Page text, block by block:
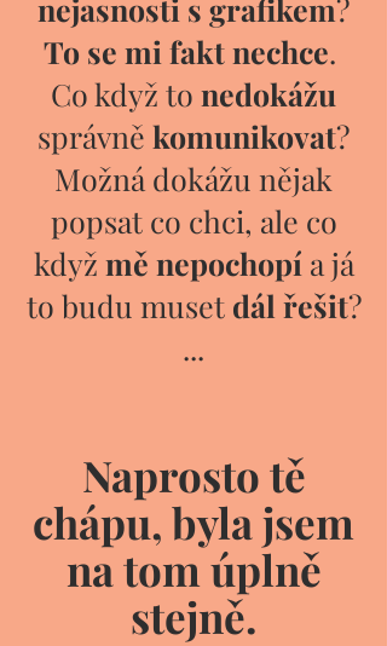
nejasnosti s grafikem?
To se mi fakt nechce.
Co když to nedokážu
správně komunikovat?​​
Možná dokážu nějak
popsat co chci, ale co
když mě nepochopí a já
to budu muset dál řešit?
...
Naprosto tě
chápu, byla jsem
na tom úplně
stejně.